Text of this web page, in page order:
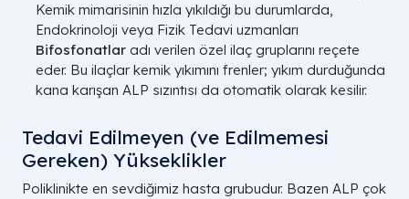
Kemik mimarisinin hızla yıkıldığı bu durumlarda,
Endokrinoloji veya Fizik Tedavi uzmanları
Bifosfonatlar adı verilen özel ilaç gruplarını reçete
eder. Bu ilaçlar kemik yıkımını frenler; yıkım durduğunda
kana karışan ALP sızıntısı da otomatik olarak kesilir.
Tedavi Edilmeyen (ve Edilmemesi
Gereken) Yükseklikler
Poliklinikte en sevdiğimiz hasta grubudur. Bazen ALP çok